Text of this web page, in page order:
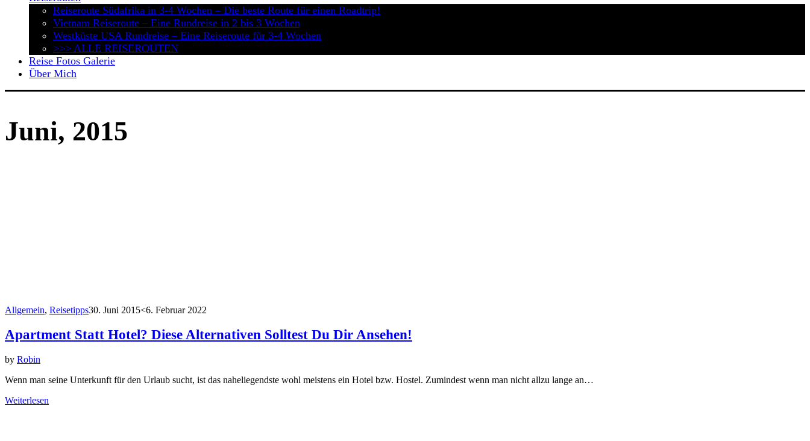
Reiseroute Südafrika in 3-4 Wochen – Die beste Route für einen Roadtrip!
Vietnam Reiseroute – Eine Rundreise in 2 bis 3 Wochen
Westküste USA Rundreise – Eine Reiseroute für 3-4 Wochen
>>> ALLE REISEROUTEN
Reise Fotos Galerie
Über Mich
Juni, 2015
Allgemein, Reisetipps30. Juni 2015<6. Februar 2022
Apartment Statt Hotel? Diese Alternativen Solltest Du Dir Ansehen!
by Robin
Wenn man seine Unterkunft für den Urlaub sucht, ist das naheliegendste wohl meistens ein Hotel bzw. Hostel. Zumindest wenn man nicht allzu lange an…
Weiterlesen